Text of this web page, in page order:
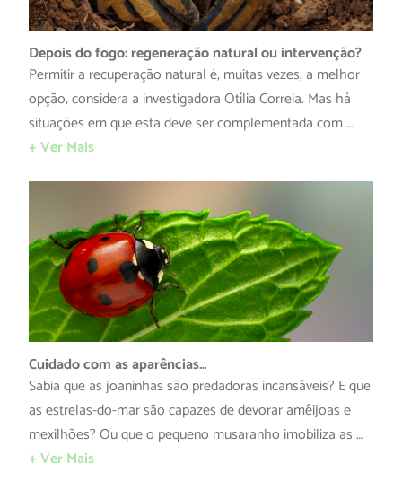
Depois do fogo: regeneração natural ou intervenção?
Permitir a recuperação natural é, muitas vezes, a melhor
opção, considera a investigadora Otília Correia. Mas há
situações em que esta deve ser complementada com …
+ Ver Mais
Cuidado com as aparências…
Sabia que as joaninhas são predadoras incansáveis? E que
as estrelas-do-mar são capazes de devorar amêijoas e
mexilhões? Ou que o pequeno musaranho imobiliza as …
+ Ver Mais